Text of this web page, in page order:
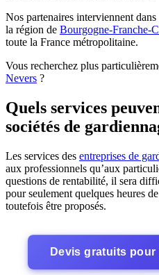
Nos partenaires interviennent dans
la région de Bourgogne-Franche-
toute la France métropolitaine.
Vous recherchez plus
Nevers ?
Quels services
sociétés de
Les services des entreprises de
aux professionnels qu’aux
questions de rentabilité, il sera
pour seulement quelques heures
toutefois être proposés.
Devis gratuits